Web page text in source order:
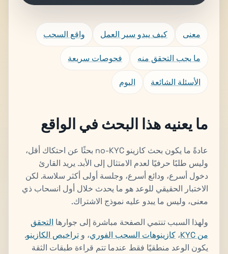
معنى كيف يبدو سير العمل واقع السحب
ما يجب التحقق منه فحوصات سريعة
الأسئلة الشائعة اليوم
ما يعنيه هذا البحث في الواقع
عادةً ما يكون بحث كازينو no-KYC بحثًا عن احتكاك أقل،
وليس طلبًا حرفيًا لعدم الامتثال إلى الأبد. يريد القارئ
دخول أسرع، ودائع أسرع، وجلسة أولى أكثر سلاسة. لكن
الاختبار الحقيقي للوعد هو ما يحدث خلال أول انسحاب ذي
معنى، وليس ما يبدو عليه نموذج الاشتراك.
ولهذا السبب تنتمي الصفحة مباشرة إلى جوارها التحقق
من KYC
، كازينوهات السحب الفوري، و تراخيص الكازينو.
يكون الوعد منطقيًا فقط عندما تتم قراءة طبقات الثقة